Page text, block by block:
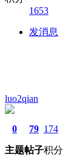
1653
发消息
luo2qian
0
主题
79
帖子
174
积分